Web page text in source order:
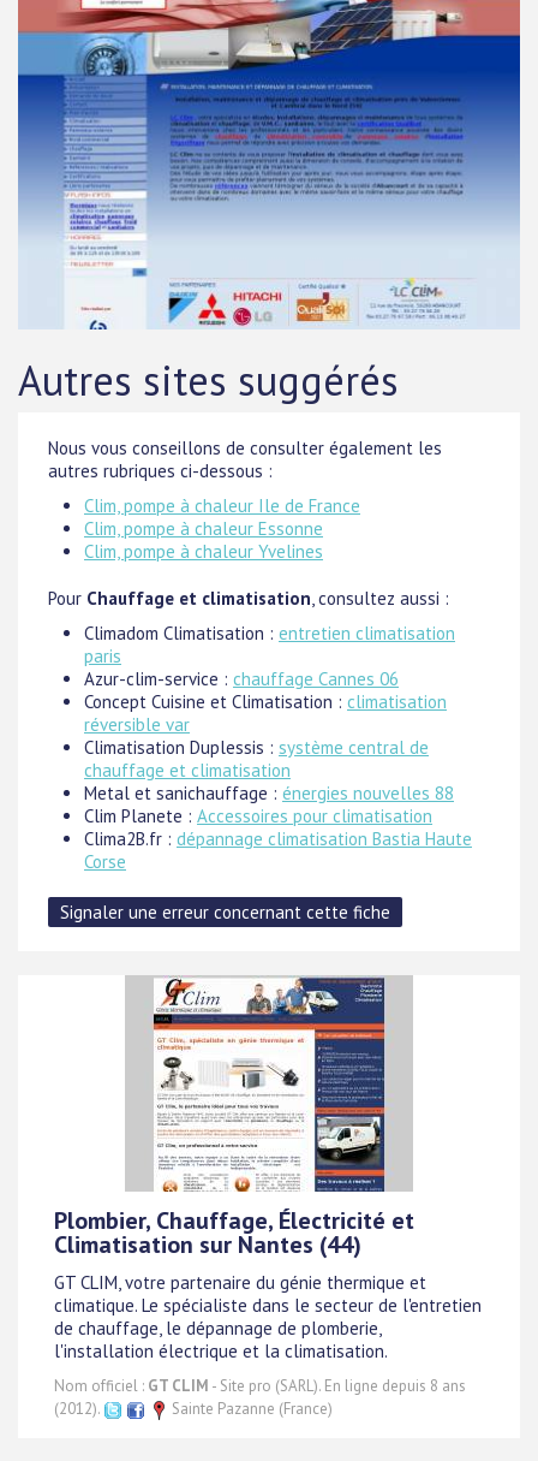
Autres sites suggérés
Nous vous conseillons de consulter également les
autres rubriques ci-dessous :
Clim, pompe à chaleur Ile de France
Clim, pompe à chaleur Essonne
Clim, pompe à chaleur Yvelines
Pour Chauffage et climatisation, consultez aussi :
Climadom Climatisation : entretien climatisation
paris
Azur-clim-service : chauffage Cannes 06
Concept Cuisine et Climatisation : climatisation
réversible var
Climatisation Duplessis : système central de
chauffage et climatisation
Metal et sanichauffage : énergies nouvelles 88
Clim Planete : Accessoires pour climatisation
Clima2B.fr : dépannage climatisation Bastia Haute
Corse
Plombier, Chauffage, Électricité et
Climatisation sur Nantes (44)
GT CLIM, votre partenaire du génie thermique et
climatique. Le spécialiste dans le secteur de l'entretien
de chauffage, le dépannage de plomberie,
l'installation électrique et la climatisation.
Nom officiel : GT CLIM - Site pro (SARL). En ligne depuis 8 ans
(2012).
Sainte Pazanne (France)